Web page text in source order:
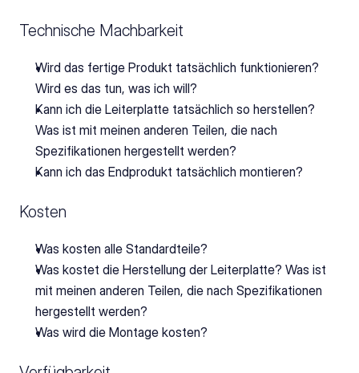
Technische Machbarkeit
Wird das fertige Produkt tatsächlich funktionieren?
Wird es das tun, was ich will?
Kann ich die Leiterplatte tatsächlich so herstellen?
Was ist mit meinen anderen Teilen, die nach
Spezifikationen hergestellt werden?
Kann ich das Endprodukt tatsächlich montieren?
Kosten
Was kosten alle Standardteile?
Was kostet die Herstellung der Leiterplatte? Was ist
mit meinen anderen Teilen, die nach Spezifikationen
hergestellt werden?
Was wird die Montage kosten?